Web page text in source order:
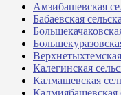
Амзибашевская
Бабаевская
Калегинская
Калмашевская